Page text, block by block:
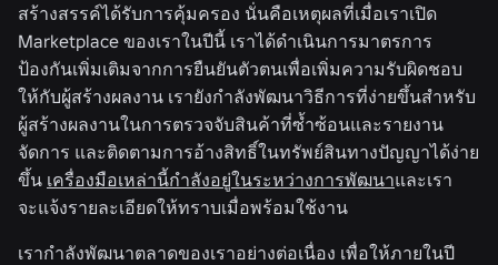
สร้างสรรค์ได้รับการคุ้มครอง นั่นคือเหตุผลที่เมื่อเราเปิด
Marketplace ของเราในปีนี้ เราได้ดำเนินการมาตรการ
ป้องกันเพิ่มเติมจากการยืนยันตัวตนเพื่อเพิ่มความรับผิดชอบ
ให้กับผู้สร้างผลงาน เรายังกำลังพัฒนาวิธีการที่ง่ายขึ้นสำหรับ
ผู้สร้างผลงานในการตรวจจับสินค้าที่ซ้ำซ้อนและรายงาน
จัดการ และติดตามการอ้างสิทธิ์ในทรัพย์สินทางปัญญาได้ง่าย
ขึ้น เครื่องมือเหล่านี้กำลังอยู่ในระหว่างการพัฒนาและเรา
จะแจ้งรายละเอียดให้ทราบเมื่อพร้อมใช้งาน
เรากำลังพัฒนาตลาดของเราอย่างต่อเนื่อง เพื่อให้ภายในปี